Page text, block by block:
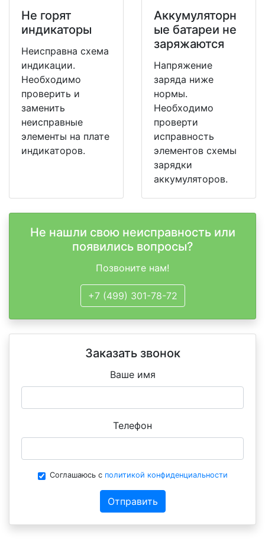
Не горят
индикаторы
Неисправна схема
индикации.
Необходимо
проверить и
заменить
неисправные
элементы на плате
индикаторов.
Аккумуляторн
ые батареи не
заряжаются
Напряжение
заряда ниже
нормы.
Необходимо
проверти
исправность
элементов схемы
зарядки
аккумуляторов.
Не нашли свою неисправность или
появились вопросы?
Позвоните нам!
+7 (499) 301-78-72
Заказать звонок
Ваше имя
Телефон
Соглашаюсь с политикой конфиденциальности
Отправить